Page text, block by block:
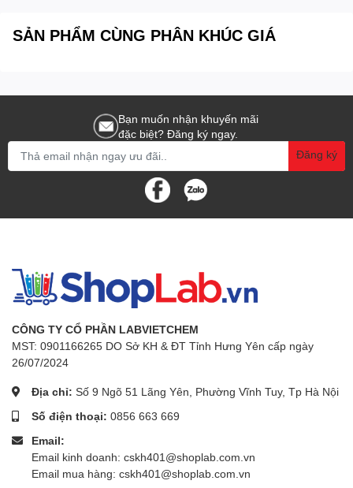
SẢN PHẨM CÙNG PHÂN KHÚC GIÁ
Bạn muốn nhận khuyến mãi
đặc biệt? Đăng ký ngay.
Đăng ký
CÔNG TY CỔ PHẦN LABVIETCHEM
MST: 0901166265 DO Sở KH & ĐT Tỉnh Hưng Yên cấp ngày
26/07/2024
Địa chỉ: Số 9 Ngõ 51 Lãng Yên, Phường Vĩnh Tuy, Tp Hà Nội
Số điện thoại: 0856 663 669
Email:
Email kinh doanh: cskh401@shoplab.com.vn
Email mua hàng: cskh401@shoplab.com.vn